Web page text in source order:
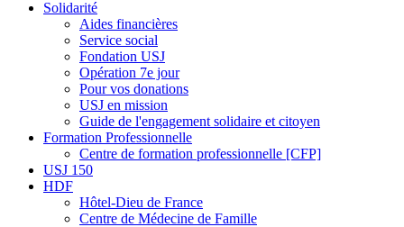
Solidarité
Aides financières
Service social
Fondation USJ
Opération 7e jour
Pour vos donations
USJ en mission
Guide de l'engagement solidaire et citoyen
Formation Professionnelle
Centre de formation professionnelle [CFP]
USJ 150
HDF
Hôtel-Dieu de France
Centre de Médecine de Famille